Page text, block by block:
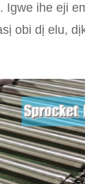
Igwe ihe eji
obi dị elu,